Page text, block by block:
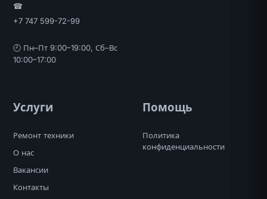
☎
+7 747 599-72-99
🕘 Пн–Пт 9:00–19:00, Сб–Вс
10:00–17:00
Услуги
Ремонт техники
О нас
Вакансии
Контакты
Помощь
Политика
конфиденциальности